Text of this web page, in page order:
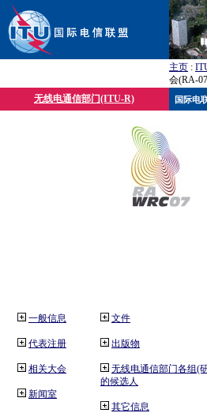
主页 :
会(RA-
无线电通信部门(ITU-R)
一般信息
代表注册
相关大会
新闻室
文件
出版物
无线电通信部门各组(
的候选人
其它信息
国际电